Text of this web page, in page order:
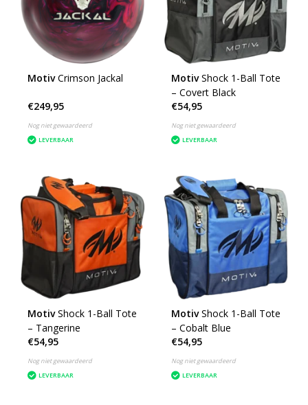
Motiv Crimson Jackal
€249,95
Nog niet gewaardeerd
LEVERBAAR
Motiv Shock 1-Ball Tote
– Covert Black
€54,95
Nog niet gewaardeerd
LEVERBAAR
Motiv Shock 1-Ball Tote
– Tangerine
€54,95
Nog niet gewaardeerd
LEVERBAAR
Motiv Shock 1-Ball Tote
– Cobalt Blue
€54,95
Nog niet gewaardeerd
LEVERBAAR